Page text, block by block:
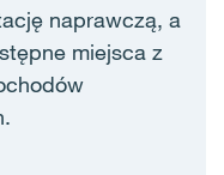
naprawczą, a
miejsca z